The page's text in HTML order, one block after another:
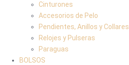
Cinturones
Accesorios de Pelo
Pendientes, Anillos y Collares
Relojes y Pulseras
Paraguas
BOLSOS